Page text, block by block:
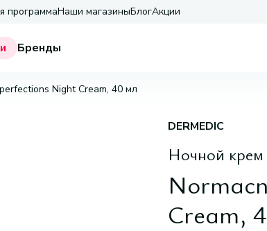
программаНаши магазиныБлогАкции
Бренды
Night Cream, 40 мл
DERMEDIC
Ночной крем
Cream,